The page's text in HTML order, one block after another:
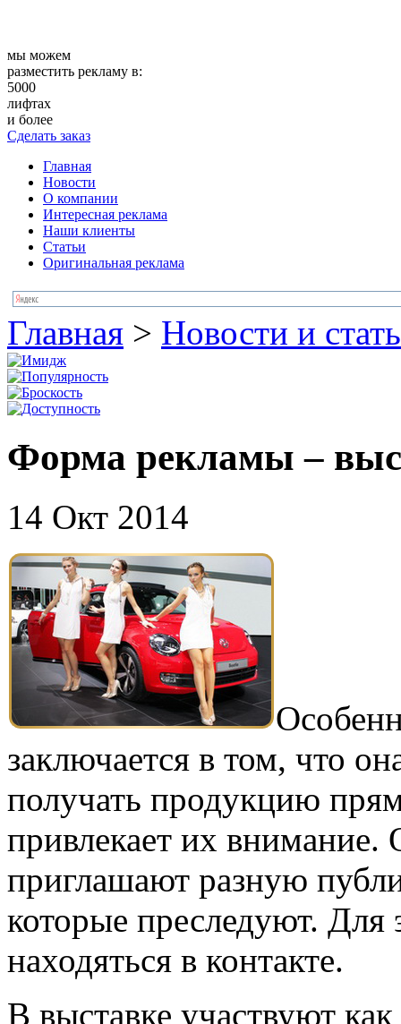
мы можем
разместить рекламу в:
5000
лифтах
и более
Сделать заказ
Главная
Новости
О компании
Интересная реклама
Наши клиенты
Статьи
Оригинальная реклама
Главная > Новости и
Форма рекламы –
14 Окт 2014
заключается в том, что
получать продукцию
привлекает их внимание.
приглашают разную
которые преследуют. Для
находяться в контакте.
В выставке участвуют